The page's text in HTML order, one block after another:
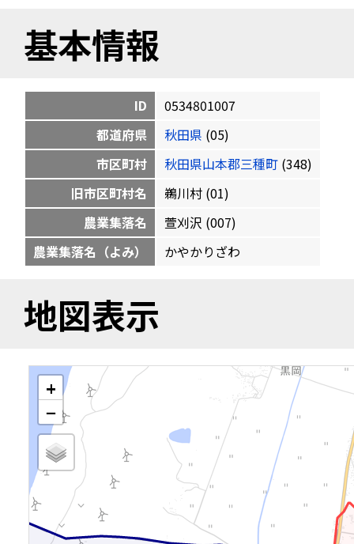
基本情報
ID
0534801007
都道府県
秋田県 (05)
市区町村
秋田県山本郡三種町 (348)
旧市区町村名
鵜川村 (01)
農業集落名
萱刈沢 (007)
農業集落名（よみ）
かやかりざわ
地図表示
+
−